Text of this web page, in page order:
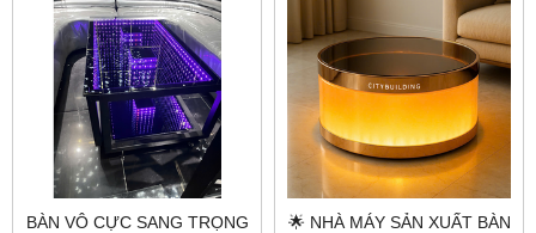
BÀN VÔ CỰC SANG TRỌNG
🌟 NHÀ MÁY SẢN XUẤT BÀN